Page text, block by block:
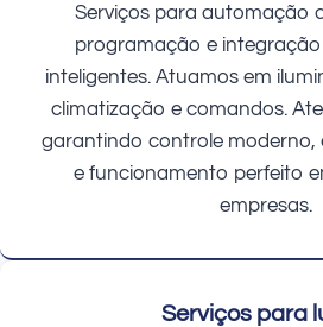
Serviços para automação
programação e
inteligentes. Atuamos em
climatização e comandos.
garantindo controle moderno,
e funcionamento perfeito
empresas.
Serviços para